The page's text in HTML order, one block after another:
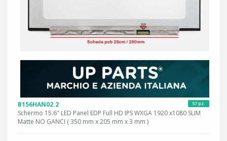
57 pz.
B156HAN02.2
Schermo 15.6" LED Panel EDP Full HD IPS WXGA 1920 x1080 SLIM
Matte NO GANCI ( 350 mm x 205 mm x 3 mm )